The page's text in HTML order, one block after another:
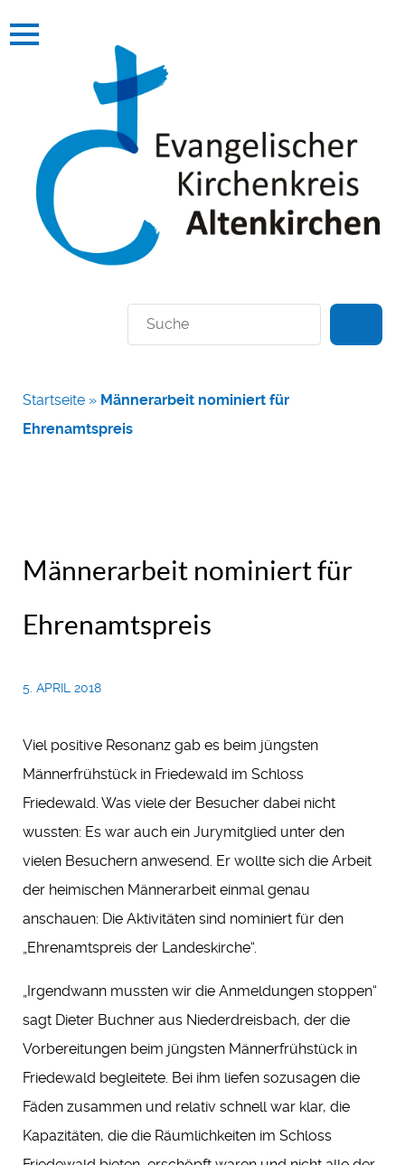
Suchen
Startseite » Männerarbeit nominiert für
Ehrenamtspreis
Männerarbeit nominiert für
Ehrenamtspreis
5. APRIL 2018
Viel positive Resonanz gab es beim jüngsten
Männerfrühstück in Friedewald im Schloss
Friedewald. Was viele der Besucher dabei nicht
wussten: Es war auch ein Jurymitglied unter den
vielen Besuchern anwesend. Er wollte sich die Arbeit
der heimischen Männerarbeit einmal genau
anschauen: Die Aktivitäten sind nominiert für den
„Ehrenamtspreis der Landeskirche“.
„Irgendwann mussten wir die Anmeldungen stoppen“
sagt Dieter Buchner aus Niederdreisbach, der die
Vorbereitungen beim jüngsten Männerfrühstück in
Friedewald begleitete. Bei ihm liefen sozusagen die
Fäden zusammen und relativ schnell war klar, die
Kapazitäten, die die Räumlichkeiten im Schloss